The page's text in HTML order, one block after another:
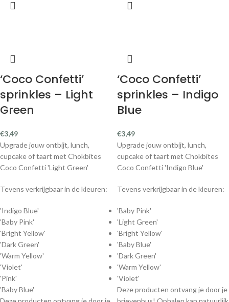
‘Coco Confetti’
sprinkles – Light
Green
€3,49
Upgrade jouw ontbijt, lunch,
cupcake of taart met Chokbites
Coco Confetti 'Light Green'
Tevens verkrijgbaar in de kleuren:
'Indigo Blue'
'Baby Pink'
'Bright Yellow'
'Dark Green'
'Warm Yellow'
'Violet'
'Pink'
'Baby Blue'
‘Coco Confetti’
sprinkles – Indigo
Blue
€3,49
Upgrade jouw ontbijt, lunch,
cupcake of taart met Chokbites
Coco Confetti 'Indigo Blue'
Tevens verkrijgbaar in de kleuren:
'Baby Pink'
'Light Green'
'Bright Yellow'
'Baby Blue'
'Dark Green'
'Warm Yellow'
'Violet'
Deze producten ontvang je door je